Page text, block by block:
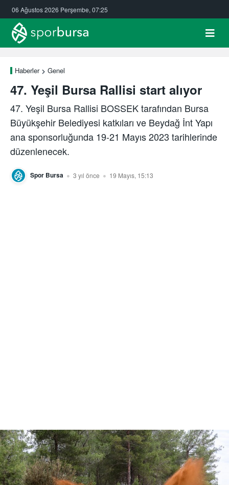
06 Ağustos 2026 Perşembe, 07:25
Haberler Genel
47. Yeşil Bursa Rallisi start alıyor
47. Yeşil Bursa Rallisi BOSSEK tarafından Bursa
Büyükşehir Belediyesi katkıları ve Beydağ İnt Yapı
ana sponsorluğunda 19-21 Mayıs 2023 tarihlerinde
düzenlenecek.
Spor Bursa 3 yıl önce 19 Mayıs, 15:13